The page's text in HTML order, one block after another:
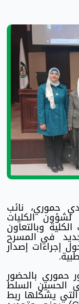
حموري، نائب
لشؤون الكليات
وبالتعاون
في المسرح
إجراءات إصدار
حموري بالحضور
الحسين السلط
التي يشكلها ربط